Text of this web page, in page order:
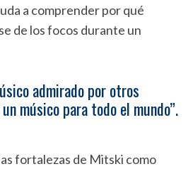
a comprender por qué
de los focos durante un
admirado por otros
músico para todo el mundo”.
fortalezas de Mitski como